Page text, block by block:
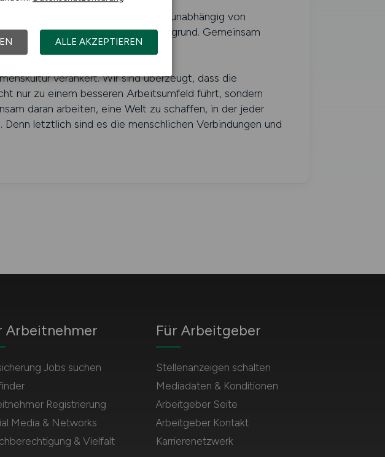
Respekt und Anerkennung, unabhängig von
oder sozioökonomischem Hintergrund. Gemeinsam
verankert. Wir sind überzeugt, dass die
nur zu einem besseren Arbeitsumfeld führt, sondern
daran arbeiten, eine Welt zu schaffen, in der jeder
letztlich sind es die menschlichen Verbindungen und
Arbeitnehmer
Jobs suchen
Registrierung
Media & Networks
& Vielfalt
Für Arbeitgeber
Stellenanzeigen schalten
Mediadaten & Konditionen
Arbeitgeber Seite
Arbeitgeber Kontakt
Karrierenetzwerk
ALLE AKZEPTIEREN